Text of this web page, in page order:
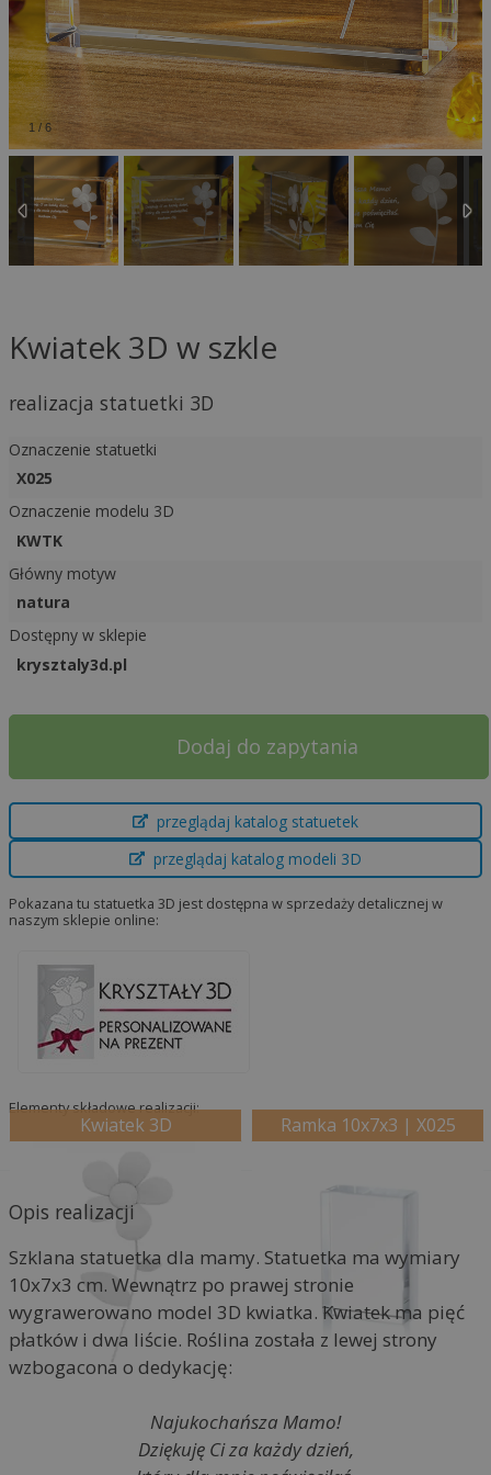
1 / 6
Kwiatek 3D w szkle
realizacja statuetki 3D
Oznaczenie statuetki
X025
Oznaczenie modelu 3D
KWTK
Główny motyw
natura
Dostępny w sklepie
krysztaly3d.pl
Dodaj do zapytania
t
e
r
a
t
przeglądaj katalog statuetek
przeglądaj katalog modeli 3D
Pokazana tu statuetka 3D jest dostępna w sprzedaży detalicznej w
naszym sklepie online:
Elementy składowe realizacji:
Kwiatek 3D Ramka 10x7x3 | X025
Opis realizacji
Szklana statuetka dla mamy. Statuetka ma wymiary
10x7x3 cm. Wewnątrz po prawej stronie
wygrawerowano model 3D kwiatka. Kwiatek ma pięć
płatków i dwa liście. Roślina została z lewej strony
wzbogacona o dedykację:
Najukochańsza Mamo!
Dziękuję Ci za każdy dzień,